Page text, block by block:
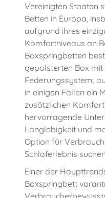
Vereinigten Staaten
Betten in Europa,
aufgrund ihres
Komfortniveaus an
Boxspringbetten
gepolsterten Box
Federungssystem,
in einigen Fällen ein
zusätzlichen
hervorragende
Langlebigkeit und
Option für
Schlaferlebnis
Einer der
Boxspringbett